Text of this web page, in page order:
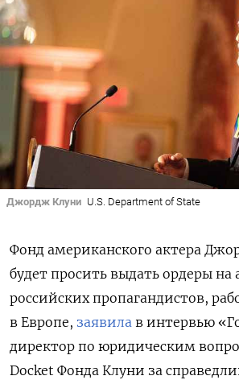
Джордж Клуни U.S. Department of State
Фонд американского актера
будет просить выдать ордеры на
российских пропагандистов,
в Европе, заявила в интервью
директор по юридическим
Docket Фонда Клуни за